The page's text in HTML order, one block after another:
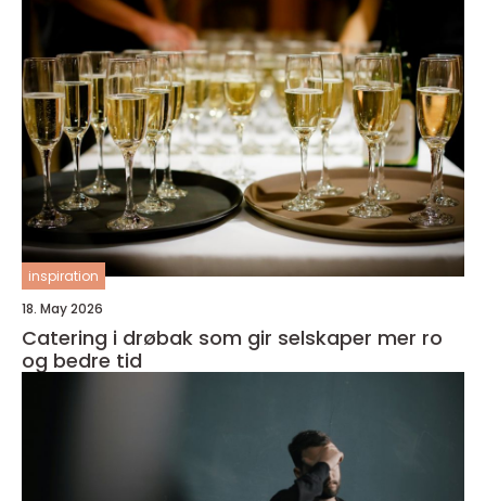
inspiration
18. May 2026
Catering i drøbak som gir selskaper mer ro
og bedre tid